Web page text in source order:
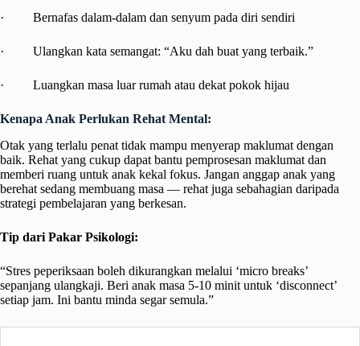
· Bernafas dalam-dalam dan senyum pada diri sendiri
· Ulangkan kata semangat: “Aku dah buat yang terbaik.”
· Luangkan masa luar rumah atau dekat pokok hijau
Kenapa Anak Perlukan Rehat Mental:
Otak yang terlalu penat tidak mampu menyerap maklumat dengan
baik. Rehat yang cukup dapat bantu pemprosesan maklumat dan
memberi ruang untuk anak kekal fokus. Jangan anggap anak yang
berehat sedang membuang masa — rehat juga sebahagian daripada
strategi pembelajaran yang berkesan.
Tip dari Pakar Psikologi:
“Stres peperiksaan boleh dikurangkan melalui ‘micro breaks’
sepanjang ulangkaji. Beri anak masa 5-10 minit untuk ‘disconnect’
setiap jam. Ini bantu minda segar semula.”